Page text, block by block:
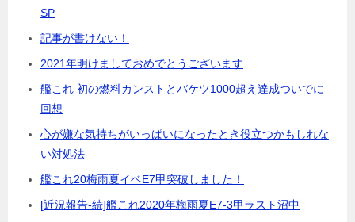
SP
記事が書けない！
2021年明けましておめでとうございます
艦これ 初の燃料カンストとバケツ1000超え達成ついでに
回想
心が嫌な気持ちがいっぱいになったとき役立つかもしれな
い対処法
艦これ20梅雨夏イベE7甲突破しました！
[近況報告-続]艦これ2020年梅雨夏E7-3甲ラスト沼中